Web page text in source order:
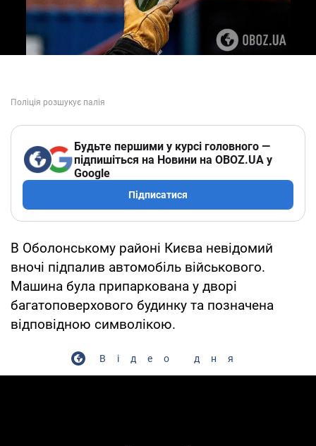
Будьте першими у курсі головного —
підпишіться на Новини на OBOZ.UA у
Google
Підписатися
В Оболонському районі Києва невідомий
вночі підпалив автомобіль військового.
Машина була припаркована у дворі
багатоповерхового будинку та позначена
відповідною символікою.
Відео дня